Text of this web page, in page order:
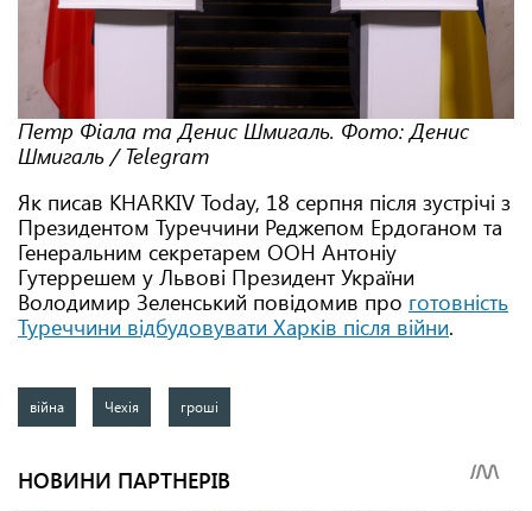
Петр Фіала та Денис Шмигаль. Фото: Денис
Шмигаль / Telegram
Як писав KHARKIV Today, 18 серпня після зустрічі з
Президентом Туреччини Реджепом Ердоганом та
Генеральним секретарем ООН Антоніу
Гутеррешем у Львові Президент України
Володимир Зеленський повідомив про готовність
Туреччини відбудовувати Харків після війни.
війна Чехія гроші